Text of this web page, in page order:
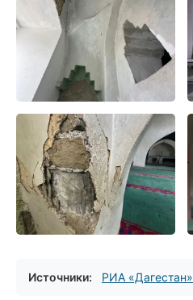
Источники: РИА «Дагестан»